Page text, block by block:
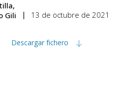
Gili
13 de octubre de 2021
Descargar fichero